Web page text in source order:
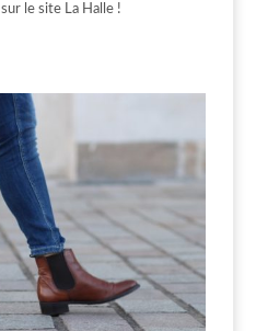
le site La Halle !